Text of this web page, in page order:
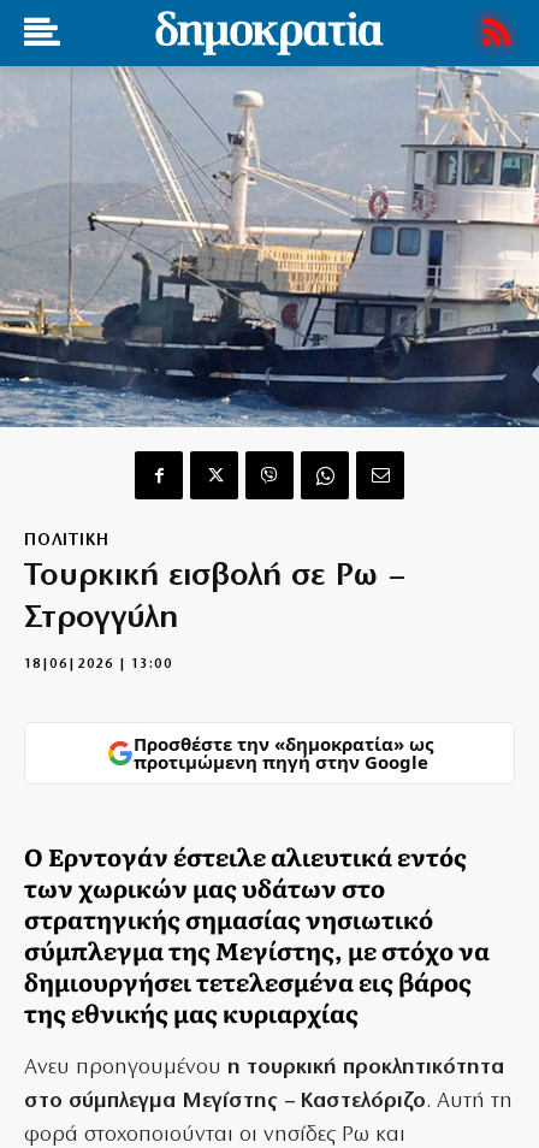
ΠΟΛΙΤΙΚΗ
Τουρκική εισβολή σε Ρω –
Στρογγύλη
18|06|2026 | 13:00
Προσθέστε την «δημοκρατία» ως
προτιμώμενη πηγή στην Google
Ο Ερντογάν έστειλε αλιευτικά εντός
των χωρικών μας υδάτων στο
στρατηγικής σημασίας νησιωτικό
σύμπλεγμα της Μεγίστης, με στόχο να
δημιουργήσει τετελεσμένα εις βάρος
της εθνικής μας κυριαρχίας
Ανευ προηγουμένου η τουρκική προκλητικότητα
στο σύμπλεγμα Μεγίστης – Καστελόριζο. Αυτή τη
φορά στοχοποιούνται οι νησίδες Ρω και